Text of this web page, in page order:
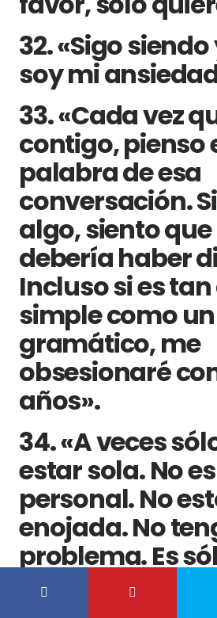
32. «Sigo siendo
soy mi
33. «Cada vez
contigo, pienso
palabra de esa
conversación.
algo, siento
debería haber
Incluso si es
simple como
gramático, me
obsesionaré
años».
34. «A veces
estar sola. No es
personal. No
enojada. No
problema. Es
quiero hacer